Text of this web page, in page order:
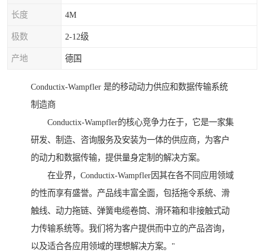
长度 4M
极数 2-12级
产地 德国
Conductix-Wampfler 是的移动动力供应和数据传输系统
制造商
Conductix-Wampfler的核心竞争力在于，它是一家集
研发、制造、咨询服务及安装为一体的供应商，为客户
的动力和数据传输，提供量身定制的解决方案。
在业界，Conductix-Wampfler因其在各不同应用领域
的性而享有盛誉。产品线丰富全面，包括拖令系统、滑
触线、动力拖链、弹簧电缆卷筒、滑环箱和非接触式动
力传输系统等。我们将为客户提供而中立的产品咨询，
以及适合各应用领域的理想解决方案。"